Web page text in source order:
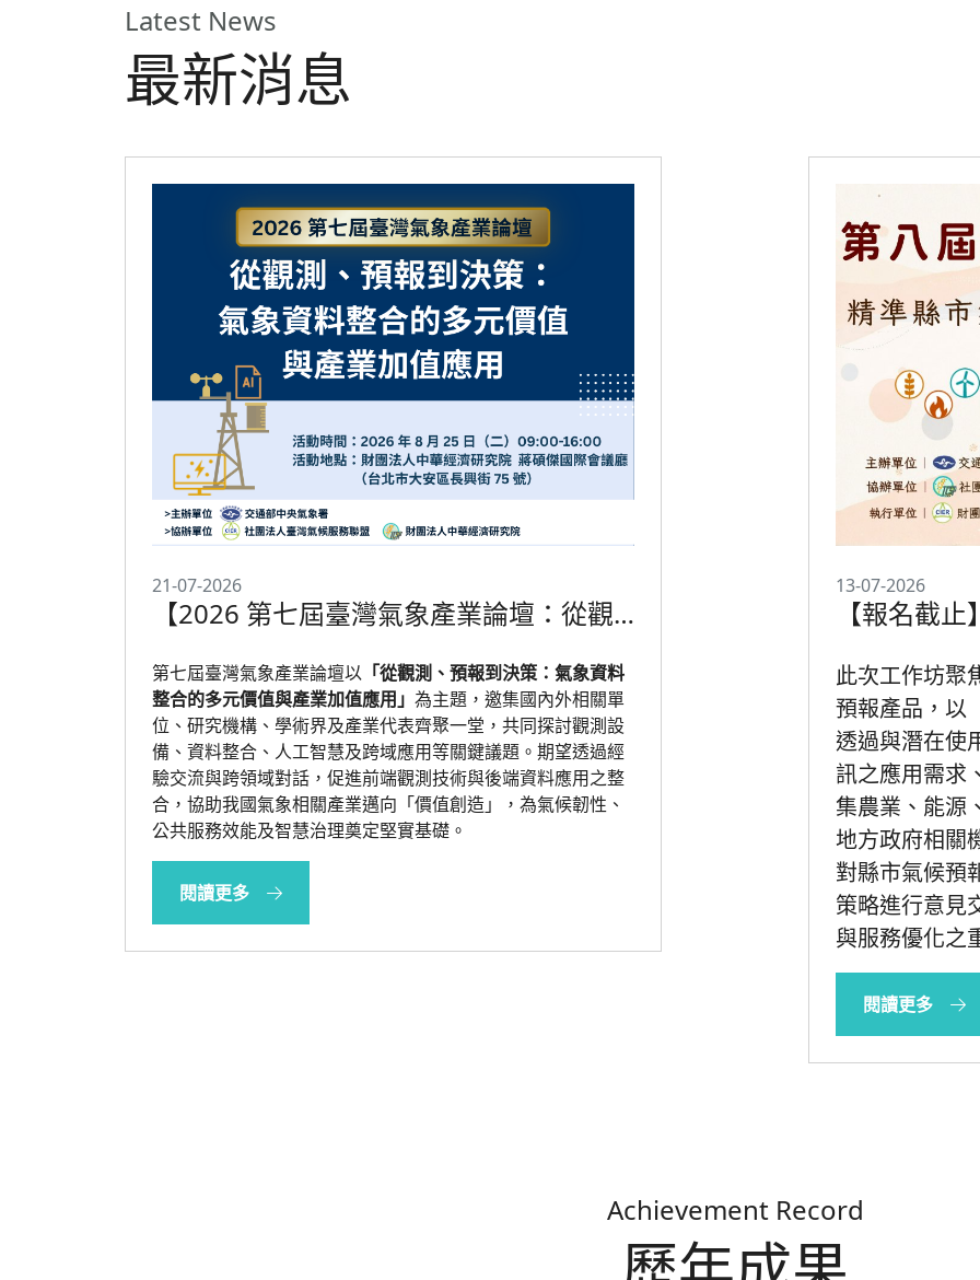
Latest News
最新消息
21-07-2026
【2026 第七屆臺灣氣象產業論壇：從觀
值與產業加值應用】
第七屆臺灣氣象產業論壇以 「從觀測、預報到決策：氣象資料
整合的多元價值與產業加值應用」 為主題，邀集國內外相關單
位、研究機構、學術界及產業代表齊聚一堂，共同探討觀測設
備、資料整合、人工智慧及跨域應用等關鍵議題。期望透過經
驗交流與跨領域對話，促進前端觀測技術與後端資料應用之整
合，協助我國氣象相關產業邁向「價值創造」，為氣候韌性、
公共服務效能及智慧治理奠定堅實基礎。
閱讀更多
13-07-2026
【報名截
此次工作坊聚
預報產品，以
透過與潛在使
訊之應用需求
集農業、能源
地方政府相關
對縣市氣候預
策略進行意見
與服務優化之
閱讀更多
Achievement Record